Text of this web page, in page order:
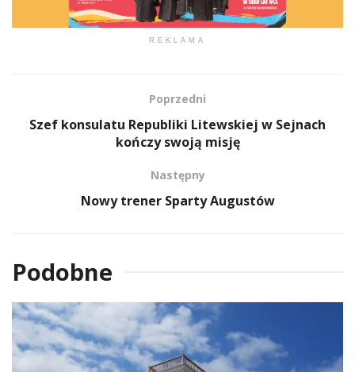
REKLAMA
Poprzedni
Szef konsulatu Republiki Litewskiej w Sejnach
kończy swoją misję
Następny
Nowy trener Sparty Augustów
Podobne